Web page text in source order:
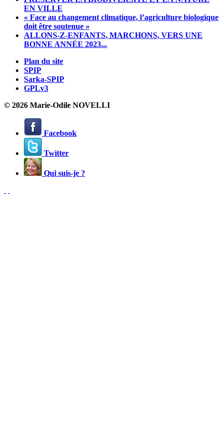
EN VILLE
« Face au changement climatique, l’agriculture biologique
doit être soutenue »
ALLONS-Z-ENFANTS, MARCHONS, VERS UNE
BONNE ANNÉE 2023...
Plan du site
SPIP
Sarka-SPIP
GPLv3
© 2026 Marie-Odile NOVELLI
Facebook
Twitter
Qui suis-je ?